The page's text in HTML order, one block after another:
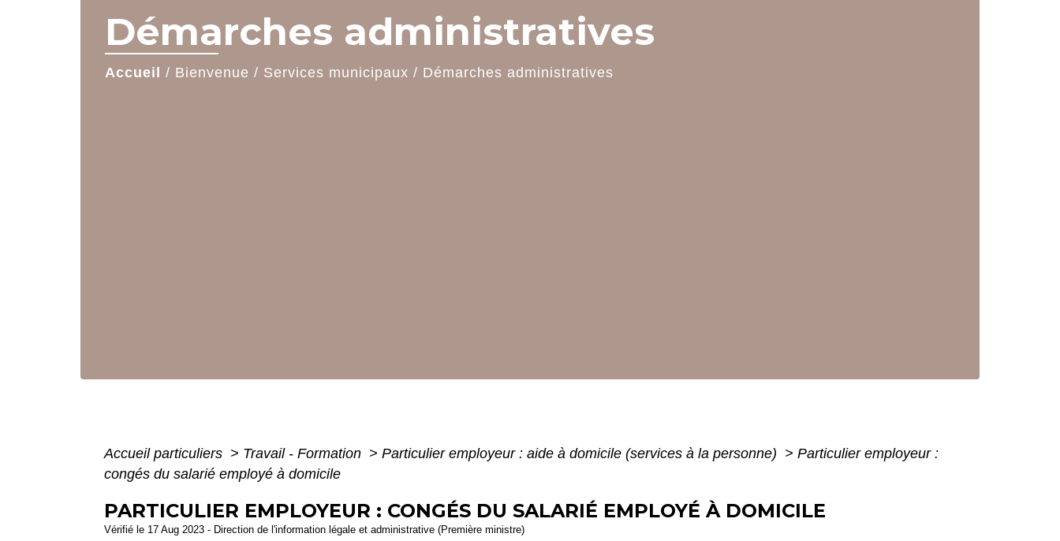
Démarches administratives
Accueil / Bienvenue / Services municipaux / Démarches administratives
Accueil particuliers > Travail - Formation > Particulier employeur : aide à domicile (services à la personne) > Particulier employeur :
congés du salarié employé à domicile
PARTICULIER EMPLOYEUR : CONGÉS DU SALARIÉ EMPLOYÉ À DOMICILE
Vérifié le 17 Aug 2023 - Direction de l'information légale et administrative (Première ministre)